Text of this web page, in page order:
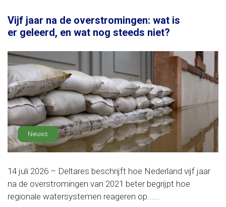
Vijf jaar na de overstromingen: wat is
er geleerd, en wat nog steeds niet?
Nieuws
14 juli 2026 – Deltares beschrijft hoe Nederland vijf jaar
na de overstromingen van 2021 beter begrijpt hoe
regionale watersystemen reageren op......